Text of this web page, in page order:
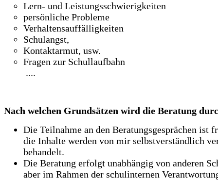
Lern- und Leistungsschwierigkeiten
persönliche Probleme
Verhaltensauffälligkeiten
Schulangst,
Kontaktarmut, usw.
Fragen zur Schullaufbahn
....
Nach welchen Grundsätzen wird die Beratung
Die Teilnahme an den Beratungsgesprächen ist
die Inhalte werden von mir selbstverständlich
behandelt.
Die Beratung erfolgt unabhängig von anderen
aber im Rahmen der schulinternen